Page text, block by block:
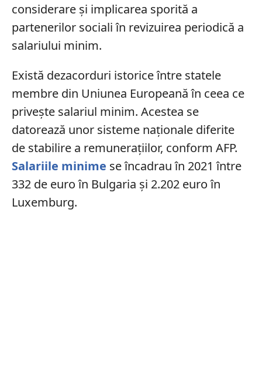
considerare și implicarea sporită a
partenerilor sociali în revizuirea periodică a
salariului minim.
Există dezacorduri istorice între statele
membre din Uniunea Europeană în ceea ce
privește salariul minim. Acestea se
datorează unor sisteme naționale diferite
de stabilire a remunerațiilor, conform AFP.
Salariile minime se încadrau în 2021 între
332 de euro în Bulgaria și 2.202 euro în
Luxemburg.